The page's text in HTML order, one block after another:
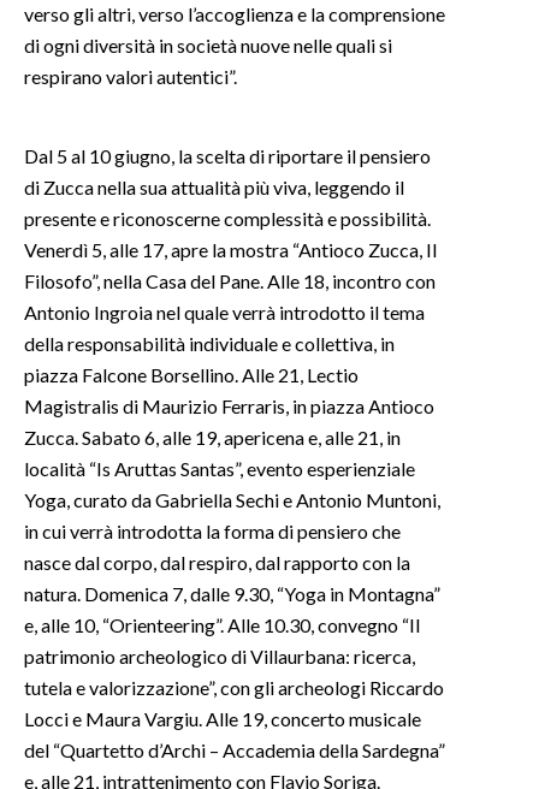
INSULARITÀ
NECROLOGI
PUBBLICITÀ
SPIAGGE
STORE
verso gli altri, verso l’accoglienza e la comprensione
di ogni diversità in società nuove nelle quali si
respirano valori autentici”.
Dal 5 al 10 giugno, la scelta di riportare il pensiero
di Zucca nella sua attualità più viva, leggendo il
presente e riconoscerne complessità e possibilità.
Venerdì 5, alle 17, apre la mostra “Antioco Zucca, Il
Filosofo”, nella Casa del Pane. Alle 18, incontro con
Antonio Ingroia nel quale verrà introdotto il tema
della responsabilità individuale e collettiva, in
piazza Falcone Borsellino. Alle 21, Lectio
Magistralis di Maurizio Ferraris, in piazza Antioco
Zucca. Sabato 6, alle 19, apericena e, alle 21, in
località “Is Aruttas Santas”, evento esperienziale
Yoga, curato da Gabriella Sechi e Antonio Muntoni,
in cui verrà introdotta la forma di pensiero che
nasce dal corpo, dal respiro, dal rapporto con la
natura. Domenica 7, dalle 9.30, “Yoga in Montagna”
e, alle 10, “Orienteering”. Alle 10.30, convegno “Il
patrimonio archeologico di Villaurbana: ricerca,
tutela e valorizzazione”, con gli archeologi Riccardo
Locci e Maura Vargiu. Alle 19, concerto musicale
del “Quartetto d’Archi – Accademia della Sardegna”
e, alle 21, intrattenimento con Flavio Soriga.